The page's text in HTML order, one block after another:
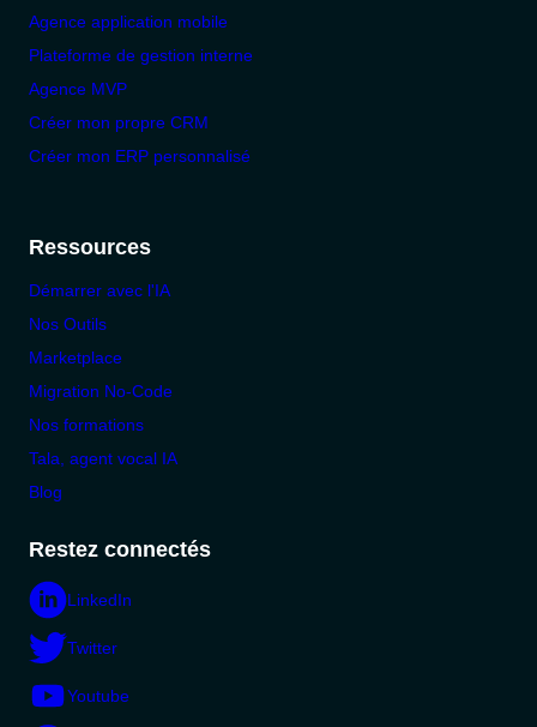
Agence application mobile
Plateforme de gestion interne
Agence MVP
Créer mon propre CRM
Créer mon ERP personnalisé
Ressources
Démarrer avec l'IA
Nos Outils
Marketplace
Migration No-Code
Nos formations
Tala, agent vocal IA
Blog
Restez connectés
LinkedIn
Twitter
Youtube